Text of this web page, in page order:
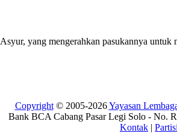
yang mengerahkan pasukannya untuk
Copyright© 2005-2026Yayasan
Bank BCA Cabang Pasar Legi Solo - No.
Kontak |